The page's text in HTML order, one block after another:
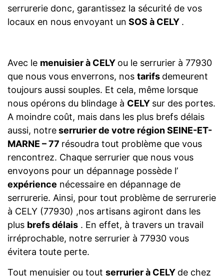
serrurerie donc, garantissez la sécurité de vos
locaux en nous envoyant un SOS à CELY .
Avec le menuisier à CELY ou le serrurier à 77930
que nous vous enverrons, nos tarifs demeurent
toujours aussi souples. Et cela, même lorsque
nous opérons du blindage à CELY sur des portes.
A moindre coût, mais dans les plus brefs délais
aussi, notreserrurier de votre région SEINE-ET-
MARNE – 77 résoudra tout problème que vous
rencontrez. Chaque serrurier que nous vous
envoyons pour un dépannage possède l’
expérience nécessaire en dépannage de
serrurerie. Ainsi, pour tout problème de serrurerie
à CELY (77930) ,nos artisans agiront dans les
plus brefs délais . En effet, à travers un travail
irréprochable, notre serrurier à 77930 vous
évitera toute perte.
Tout menuisier ou tout serrurier à CELY de chez